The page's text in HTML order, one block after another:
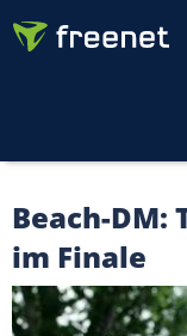
Beach-
im Finale